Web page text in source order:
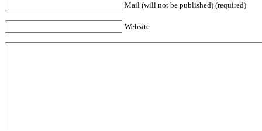
Mail (will not be published) (required)
Website